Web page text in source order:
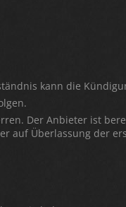
kann die
Der Anbieter ist
auf Überlassung der